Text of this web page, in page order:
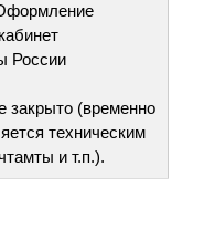
России
закрыто (временно
техническим
и т.п.).